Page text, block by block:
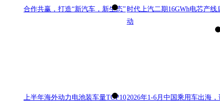
合作共赢，打造“新汽车，新生态” 时代上汽二期16GWh电芯产线
动
上半年海外动力电池装车量TOP102026年1-6月中国乘用车出海，